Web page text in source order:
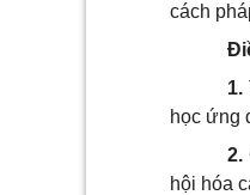
cách
1.
học ứng
2.
hội hóa